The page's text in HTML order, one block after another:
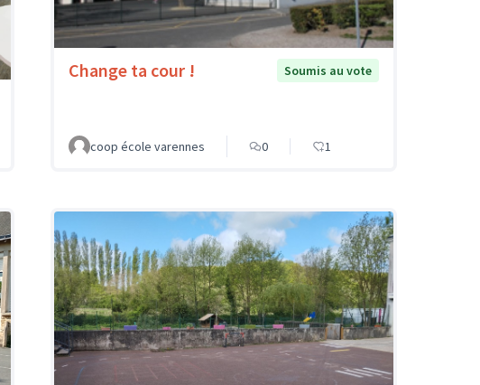
Change ta cour ! Soumis au vote
coop école varennes 0 1